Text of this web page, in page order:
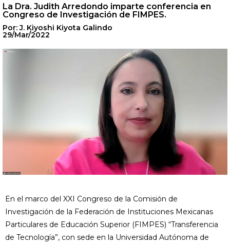
La Dra. Judith Arredondo imparte conferencia en
Congreso de Investigación de FIMPES.
Por: J. Kiyoshi Kiyota Galindo
29/Mar/2022
En el marco del XXI Congreso de la Comisión de
Investigación de la Federación de Instituciones Mexicanas
Particulares de Educación Superior (FIMPES) “Transferencia
de Tecnología”, con sede en la Universidad Autónoma de